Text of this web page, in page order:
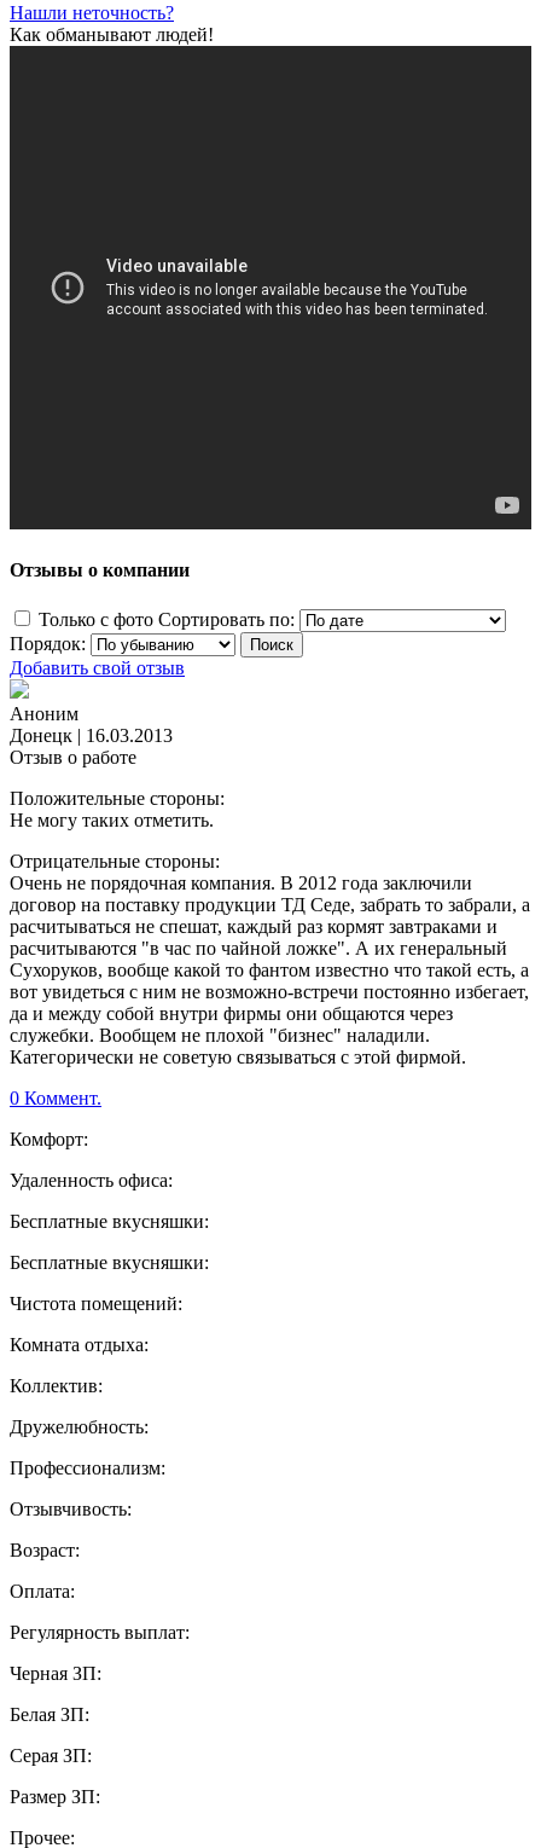
Нашли неточность?
Как обманывают людей!
Отзывы о компании
Только с фото Сортировать по:
Порядок:
Добавить свой отзыв
Аноним
Донецк | 16.03.2013
Отзыв о работе
Положительные стороны:
Не могу таких отметить.
Отрицательные стороны:
Очень не порядочная компания. В 2012 года заключили
договор на поставку продукции ТД Седе, забрать то забрали, а
расчитываться не спешат, каждый раз кормят завтраками и
расчитываются "в час по чайной ложке". А их генеральный
Сухоруков, вообще какой то фантом известно что такой есть, а
вот увидеться с ним не возможно-встречи постоянно избегает,
да и между собой внутри фирмы они общаются через
служебки. Вообщем не плохой "бизнес" наладили.
Категорически не советую связываться с этой фирмой.
0 Коммент.
Комфорт:
Удаленность офиса:
Бесплатные вкусняшки:
Бесплатные вкусняшки:
Чистота помещений:
Комната отдыха:
Коллектив:
Дружелюбность:
Профессионализм:
Отзывчивость:
Возраст:
Оплата:
Регулярность выплат:
Черная ЗП:
Белая ЗП:
Серая ЗП:
Размер ЗП:
Прочее: